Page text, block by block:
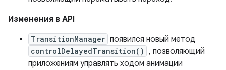
Изменения в API
TransitionManager появился новый метод
controlDelayedTransition() , позволяющий
приложениям управлять ходом анимации